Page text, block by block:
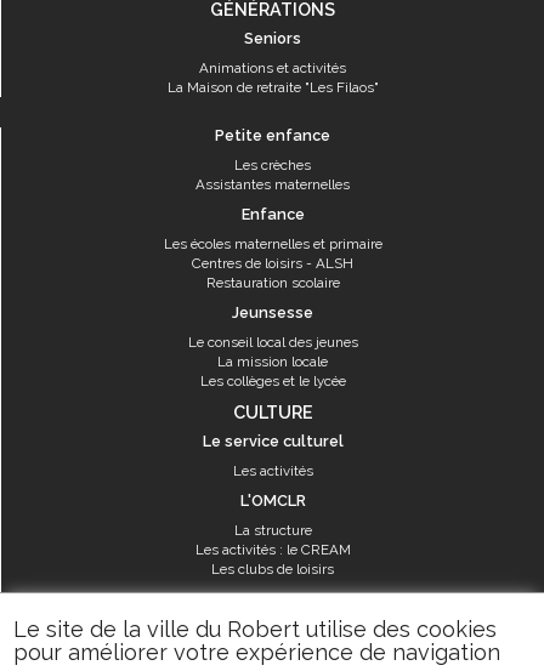
Le site de la ville du Robert utilise des cookies
pour améliorer votre expérience de navigation
GÉNÉRATIONS
Seniors
Animations et activités
La Maison de retraite "Les Filaos"
Petite enfance
Les crèches
Assistantes maternelles
Enfance
Les écoles maternelles et primaire
Centres de loisirs - ALSH
Restauration scolaire
Jeunsesse
Le conseil local des jeunes
La mission locale
Les collèges et le lycée
CULTURE
Le service culturel
Les activités
L'OMCLR
La structure
Les activités : le CREAM
Les clubs de loisirs
SPORT
Les équipements sportifs
Les aménagements municipaux